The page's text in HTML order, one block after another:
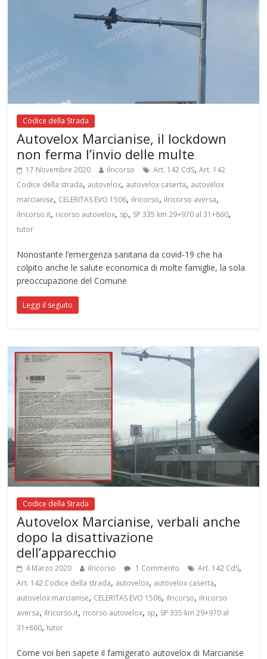
Codice della Strada
Autovelox Marcianise, il lockdown
non ferma l’invio delle multe
17 Novembre 2020 ilricorso Art. 142 CdS,Art. 142
Codice della strada, autovelox, autovelox caserta, autovelox
marcianise, CELERITAS EVO 1506, ilricorso, ilricorso aversa,
ilricorso.it, ricorso autovelox, sp, SP 335 km 29+970 al 31+860,
tutor
Nonostante l’emergenza sanitaria da covid-19 che ha
colpito anche le salute economica di molte famiglie, la sola
preoccupazione del Comune
Leggi il seguito
Codice della Strada
Autovelox Marcianise, verbali anche
dopo la disattivazione
dell’apparecchio
4 Marzo 2020 ilricorso 1 Commento Art. 142 CdS,
Art. 142 Codice della strada, autovelox, autovelox caserta,
autovelox marcianise, CELERITAS EVO 1506, ilricorso, ilricorso
aversa, ilricorso.it, ricorso autovelox, sp, SP 335 km 29+970 al
31+860,tutor
Come voi ben sapete il famigerato autovelox di Marcianise